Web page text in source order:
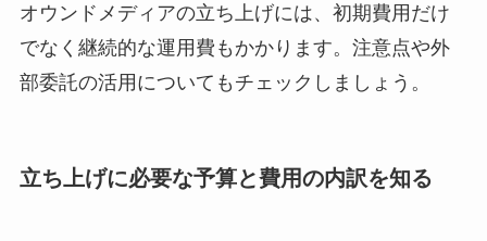
オウンドメディアの立ち上げには、初期費用だけ
でなく継続的な運用費もかかります。注意点や外
部委託の活用についてもチェックしましょう。
立ち上げに必要な予算と費用の内訳を知る